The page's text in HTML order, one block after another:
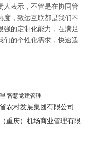
人表示，不管是在协同管
度，致远互联都是我们不
强的定制化能力，在满足
们的个性化需求，快速适
智慧党建管理
农村发展集团有限公司
重庆）机场商业管理有限